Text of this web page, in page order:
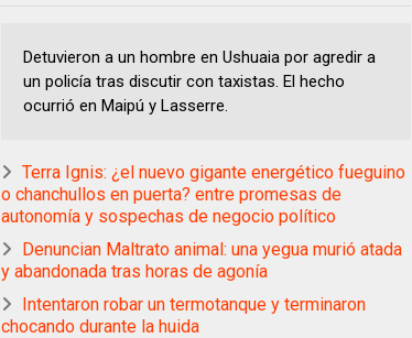
Detuvieron a un hombre en Ushuaia por agredir a
un policía tras discutir con taxistas. El hecho
ocurrió en Maipú y Lasserre.
Terra Ignis: ¿el nuevo gigante energético fueguino
o chanchullos en puerta? entre promesas de
autonomía y sospechas de negocio político
Denuncian Maltrato animal: una yegua murió atada
y abandonada tras horas de agonía
Intentaron robar un termotanque y terminaron
chocando durante la huida